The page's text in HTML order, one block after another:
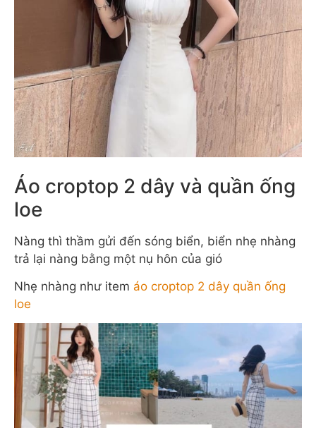
Áo croptop 2 dây và quần ống
loe
Nàng thì thầm gửi đến sóng biển, biển nhẹ nhàng
trả lại nàng bằng một nụ hôn của gió
Nhẹ nhàng như item áo croptop 2 dây quần ống
loe